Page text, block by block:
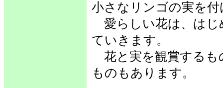
小さなリンゴの実を
愛らしい花は、はじ
ていきます。
花と実を観賞するも
ものもあります。